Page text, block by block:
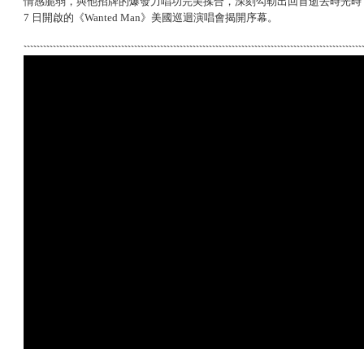
7 日開啟的《Wanted Man》美國巡迴演唱會揭開序幕。